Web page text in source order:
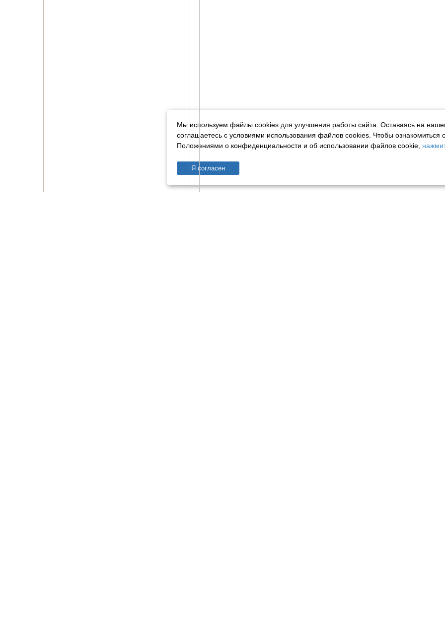
Мы используем файлы cookies для улучшения работы сайта. Оставаясь на
соглашаетесь с условиями использования файлов cookies. Чтобы ознакомиться
Положениями о конфиденциальности и об использовании файлов cookie,
Я согласен